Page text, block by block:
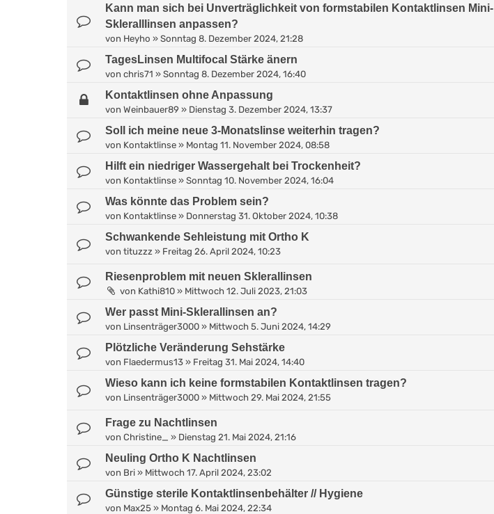
Kann man sich bei Unverträglichkeit von formstabilen Kontaktlinsen Mini-
Skleralllinsen anpassen?
von Heyho » Sonntag 8. Dezember 2024, 21:28
TagesLinsen Multifocal Stärke änern
von chris71 » Sonntag 8. Dezember 2024, 16:40
Kontaktlinsen ohne Anpassung
von Weinbauer89 » Dienstag 3. Dezember 2024, 13:37
Soll ich meine neue 3-Monatslinse weiterhin tragen?
von Kontaktlinse » Montag 11. November 2024, 08:58
Hilft ein niedriger Wassergehalt bei Trockenheit?
von Kontaktlinse » Sonntag 10. November 2024, 16:04
Was könnte das Problem sein?
von Kontaktlinse » Donnerstag 31. Oktober 2024, 10:38
Schwankende Sehleistung mit Ortho K
von tituzzz » Freitag 26. April 2024, 10:23
Riesenproblem mit neuen Sklerallinsen
von Kathi810 » Mittwoch 12. Juli 2023, 21:03
Wer passt Mini-Sklerallinsen an?
von Linsenträger3000 » Mittwoch 5. Juni 2024, 14:29
Plötzliche Veränderung Sehstärke
von Flaedermus13 » Freitag 31. Mai 2024, 14:40
Wieso kann ich keine formstabilen Kontaktlinsen tragen?
von Linsenträger3000 » Mittwoch 29. Mai 2024, 21:55
Frage zu Nachtlinsen
von Christine_ » Dienstag 21. Mai 2024, 21:16
Neuling Ortho K Nachtlinsen
von Bri » Mittwoch 17. April 2024, 23:02
Günstige sterile Kontaktlinsenbehälter // Hygiene
von Max25 » Montag 6. Mai 2024, 22:34